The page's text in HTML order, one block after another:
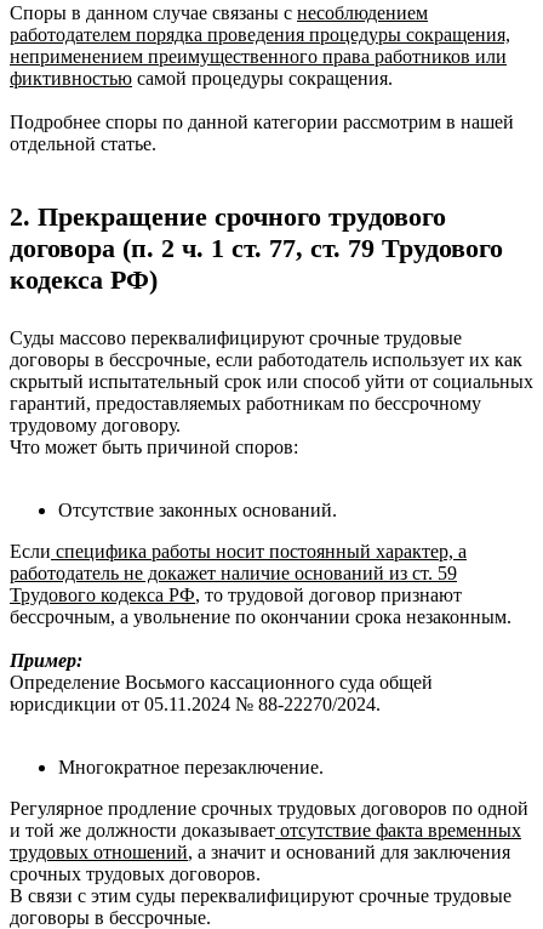
Споры в данном случае связаны с несоблюдением
работодателем порядка проведения процедуры сокращения,
неприменением преимущественного права работников или
фиктивностью самой процедуры сокращения.
Подробнее споры по данной категории рассмотрим в нашей
отдельной статье.
2. Прекращение срочного трудового
договора (п. 2 ч. 1 ст. 77, ст. 79 Трудового
кодекса РФ)
Суды массово переквалифицируют срочные трудовые
договоры в бессрочные, если работодатель использует их как
скрытый испытательный срок или способ уйти от социальных
гарантий, предоставляемых работникам по бессрочному
трудовому договору.
Что может быть причиной споров:
Отсутствие законных оснований.
Если специфика работы носит постоянный характер, а
работодатель не докажет наличие оснований из ст. 59
Трудового кодекса РФ, то трудовой договор признают
бессрочным, а увольнение по окончании срока незаконным.
Пример:
Определение Восьмого кассационного суда общей
юрисдикции от 05.11.2024 № 88-22270/2024.
Многократное перезаключение.
Регулярное продление срочных трудовых договоров по одной
и той же должности доказывает отсутствие факта временных
трудовых отношений, а значит и оснований для заключения
срочных трудовых договоров.
В связи с этим суды переквалифицируют срочные трудовые
договоры в бессрочные.